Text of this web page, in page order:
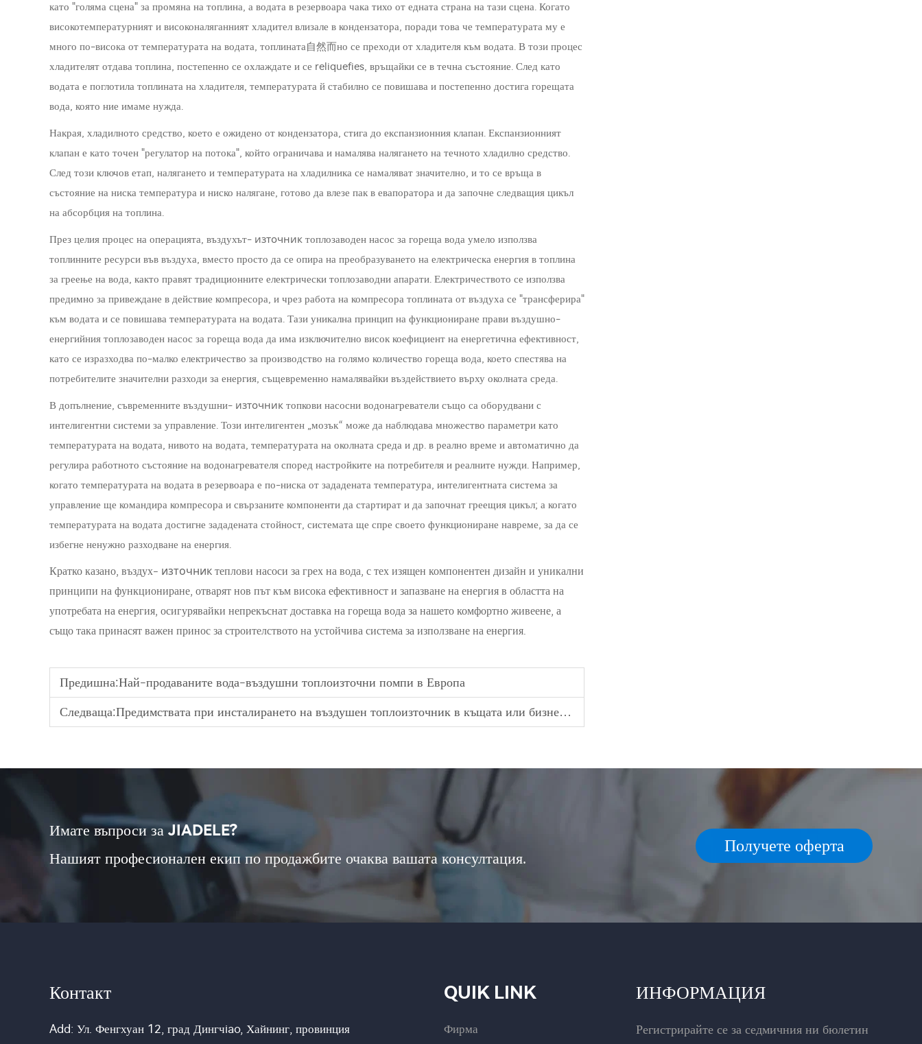
като "голяма сцена" за промяна на топлина, а водата в резервоара чака тихо от едната страна на тази сцена. Когато
високотемпературният и високоналяганният хладител влизале в кондензатора, поради това че температурата му е
много по-висока от температурата на водата, топлината自然而но се преходи от хладителя към водата. В този процес
хладителят отдава топлина, постепенно се охлаждате и се reliquefies, връщайки се в течна състояние. След като
водата е поглотила топлината на хладителя, температурата й стабилно се повишава и постепенно достига горещата
вода, която ние имаме нужда.
Накрая, хладилното средство, което е ожидено от кондензатора, стига до експанзионния клапан. Експанзионният
клапан е като точен "регулатор на потока", който ограничава и намалява налягането на течното хладилно средство.
След този ключов етап, налягането и температурата на хладилника се намаляват значително, и то се връща в
състояние на ниска температура и ниско налягане, готово да влезе пак в евапоратора и да започне следващия цикъл
на абсорбция на топлина.
През целия процес на операцията, въздухът- източник топлозаводен насос за гореща вода умело използва
топлинните ресурси във въздуха, вместо просто да се опира на преобразуването на електрическа енергия в топлина
за греење на вода, както правят традиционните електрически топлозаводни апарати. Електричеството се използва
предимно за привеждане в действие компресора, и чрез работа на компресора топлината от въздуха се "трансферира"
към водата и се повишава температурата на водата. Тази уникална принцип на функциониране прави въздушно-
енергийния топлозаводен насос за гореща вода да има изключително висок коефициент на енергетична ефективност,
като се изразходва по-малко електричество за производство на голямо количество гореща вода, което спестява на
потребителите значителни разходи за енергия, същевременно намалявайки въздействието върху околната среда.
В допълнение, съвременните въздушни- източник топкови насосни водонагреватели също са оборудвани с
интелигентни системи за управление. Този интелигентен „мозък“ може да наблюдава множество параметри като
температурата на водата, нивото на водата, температурата на околната среда и др. в реално време и автоматично да
регулира работното състояние на водонагревателя според настройките на потребителя и реалните нужди. Например,
когато температурата на водата в резервоара е по-ниска от зададената температура, интелигентната система за
управление ще командира компресора и свързаните компоненти да стартират и да започнат греещия цикъл; а когато
температурата на водата достигне зададената стойност, системата ще спре своето функциониране навреме, за да се
избегне ненужно разходване на енергия.
Кратко казано, въздух- източник теплови насоси за грех на вода, с тех изящен компонентен дизайн и уникални
принципи на функциониране, отварят нов път към висока ефективност и запазване на енергия в областта на
употребата на енергия, осигурявайки непрекъснат доставка на гореща вода за нашето комфортно живеене, а
също така принасят важен принос за строителството на устойчива система за използване на енергия.
Предишна:Най-продаваните вода-въздушни топлоизточни помпи в Европа
Следваща:Предимствата при инсталирането на въздушен топлоизточник в къщата или бизнеса си
Имате въпроси за JIADELE?
Нашият професионален екип по продажбите очаква вашата консултация.
Получете оферта
Контакт
Add: Ул. Фенгхуан 12, град Дингчiao, Хайнинг, провинция
QUIK LINK
Фирма
ИНФОРМАЦИЯ
Регистрирайте се за седмичния ни бюлетин